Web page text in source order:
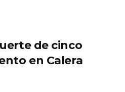
de cinco
en Calera